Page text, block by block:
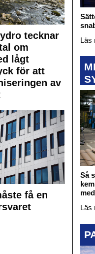
tecknar
om
lågt
för att
av
få en
Läs
Så
Läs